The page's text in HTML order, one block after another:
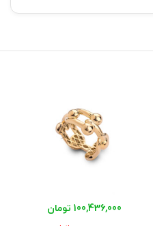
100,436,000 تومان